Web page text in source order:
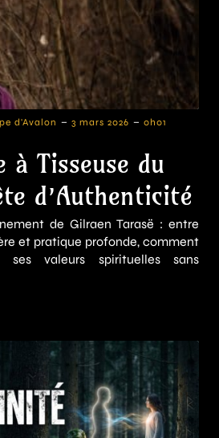
d'Avalon - 3 mars 2026 - 0h01
à Tisseuse du
d’Authenticité
de Gilraen Tarasë : entre
et pratique profonde, comment
ses valeurs spirituelles sans